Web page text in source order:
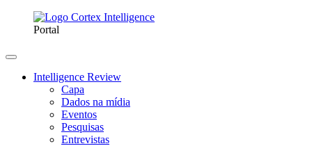
Portal
Intelligence Review
Capa
Dados na mídia
Eventos
Pesquisas
Entrevistas